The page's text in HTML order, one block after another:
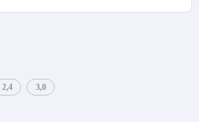
2,4 3,0